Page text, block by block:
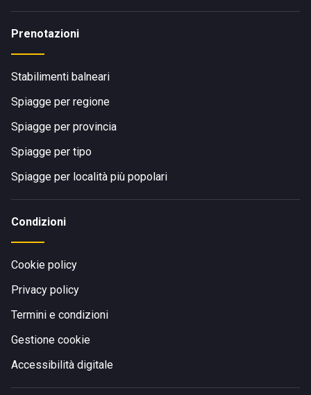
Prenotazioni
Stabilimenti balneari
Spiagge per regione
Spiagge per provincia
Spiagge per tipo
Spiagge per località più popolari
Condizioni
Cookie policy
Privacy policy
Termini e condizioni
Gestione cookie
Accessibilità digitale